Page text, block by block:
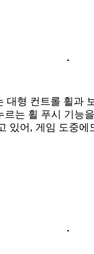
형 컨트롤 휠과
는 휠 푸시 기능
있어, 게임 도중